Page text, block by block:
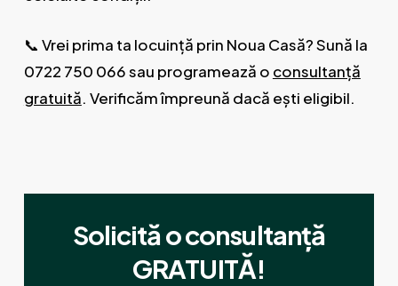
📞 Vrei prima ta locuință prin Noua Casă? Sună la
0722 750 066 sau programează o consultanță
gratuită. Verificăm împreună dacă ești eligibil.
Solicită o consultanță
GRATUITĂ!